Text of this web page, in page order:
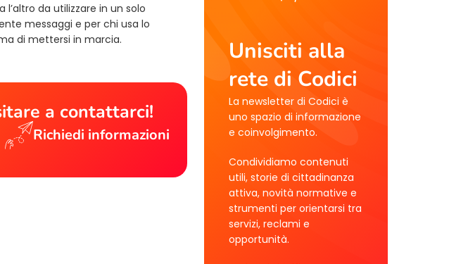
da utilizzare in un solo
messaggi e per chi usa lo
di mettersi in marcia.
a contattarci!
Richiedi informazioni
Unisciti alla
rete di Codici
La newsletter di Codici è
uno spazio di informazione
e coinvolgimento.
Condividiamo contenuti
utili, storie di cittadinanza
attiva, novità normative e
strumenti per orientarsi tra
servizi, reclami e
opportunità.